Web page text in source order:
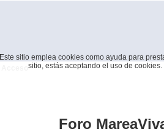
Este sitio emplea cookies como ayuda para
sitio, estás aceptando el uso de cookies.
Foro